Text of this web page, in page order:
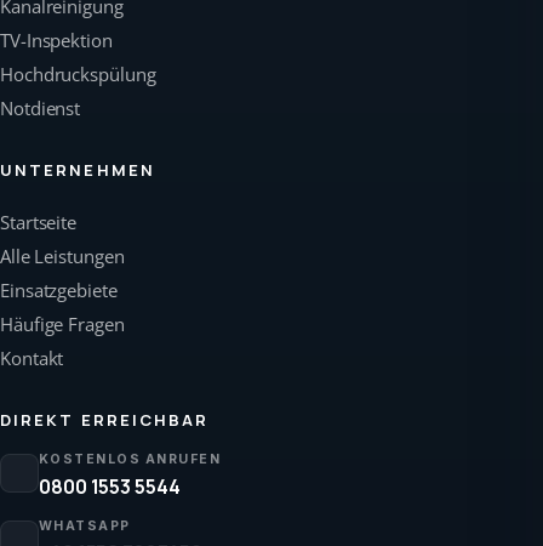
Kanalreinigung
TV-Inspektion
Hochdruckspülung
Notdienst
UNTERNEHMEN
Startseite
Alle Leistungen
Einsatzgebiete
Häufige Fragen
Kontakt
DIREKT ERREICHBAR
KOSTENLOS ANRUFEN
0800 1553 5544
WHATSAPP